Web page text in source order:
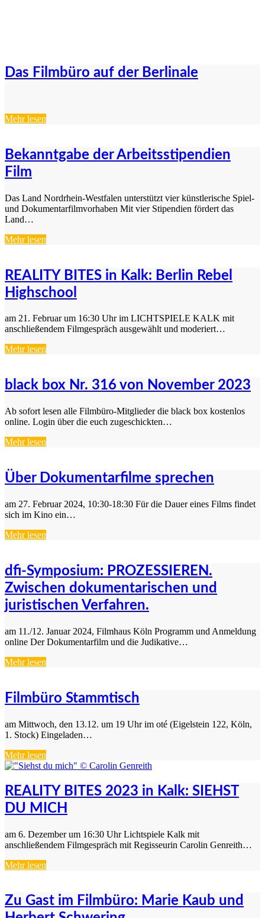
Das Filmbüro auf der Berlinale
Mehr lesen
Bekanntgabe der Arbeitsstipendien
Film
Das Land Nordrhein-Westfalen unterstützt vier künstlerische Spiel-
und Dokumentarfilmvorhaben Mit vier Stipendien fördert das
Land…
Mehr lesen
REALITY BITES in Kalk: Berlin Rebel
Highschool
am 21. Februar um 16:30 Uhr im LICHTSPIELE KALK mit
anschließendem Filmgespräch ausgewählt und moderiert…
Mehr lesen
black box Nr. 316 von November 2023
Ab sofort lesen alle Filmbüro-Mitglieder die black box kostenlos
online. Login über die euch zugeschickten…
Mehr lesen
Über Dokumentarfilme sprechen
am 27. Februar 2024, 10:30-18:30 Für die Dauer eines Films findet
sich im Kino ein…
Mehr lesen
dfi-Symposium: PROZESSIEREN.
Zwischen dokumentarischen und
juristischen Verfahren.
am 11./12. Januar 2024, Filmhaus Köln Programm und Anmeldung
online Der Dokumentarfilm und die Judikative…
Mehr lesen
Filmbüro Stammtisch
am Mittwoch, den 13.12. um 19 Uhr im oté (Eigelstein 122, Köln,
1. Stock) Eingeladen…
Mehr lesen
REALITY BITES 2023 in Kalk: SIEHST
DU MICH
am 6. Dezember um 16:30 Uhr Lichtspiele Kalk mit
anschließendem Filmgespräch mit Regisseurin Carolin Genreith…
Mehr lesen
Zu Gast im Filmbüro: Marie Kaub und